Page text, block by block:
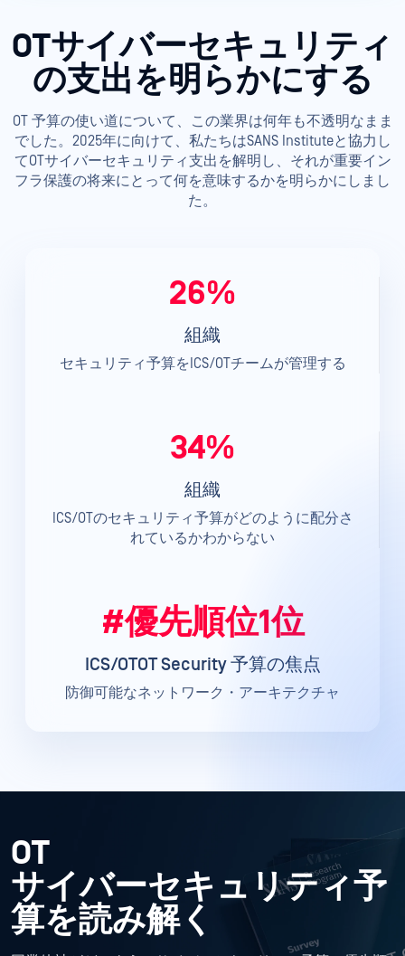
OTサイバーセキュリティ
の支出を明らかにする
OT 予算の使い道について、この業界は何年も不透明なまま
でした。2025年に向けて、私たちはSANS Instituteと協力し
てOTサイバーセキュリティ支出を解明し、それが重要イン
フラ保護の将来にとって何を意味するかを明らかにしまし
た。
26%
組織
セキュリティ予算をICS/OTチームが管理する
34%
組織
ICS/OTのセキュリティ予算がどのように配分さ
れているかわからない
#優先順位1位
ICS/OTOT Security 予算の焦点
防御可能なネットワーク・アーキテクチャ
OT
サイバーセキュリティ予
算を読み解く